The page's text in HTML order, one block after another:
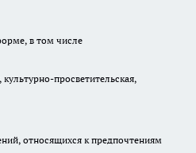
в том числе
просветительская,
относящихся к предпочтениям